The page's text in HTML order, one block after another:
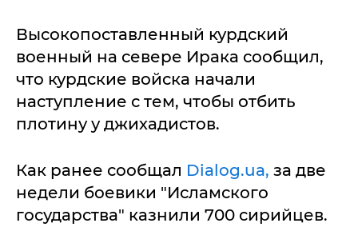
Высокопоставленный курдский
военный на севере Ирака сообщил,
что курдские войска начали
наступление с тем, чтобы отбить
плотину у джихадистов.
Как ранее сообщал Dialog.ua, за две
недели боевики "Исламского
государства" казнили 700 сирийцев.